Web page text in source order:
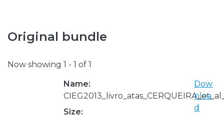
Original bundle
Now showing 1 - 1 of 1
Name:
Size:
Dow
nloa
d